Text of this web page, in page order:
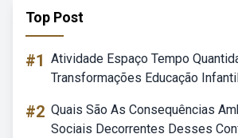
Top Post
#1 Atividade Espaço Tempo
Transformações Educação
#2 Quais São As Consequências
Sociais Decorrentes Desses